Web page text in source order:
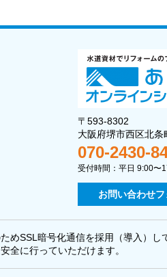
〒593-8302
大阪府堺市西区北
070-2430-
受付時間：平日 9:00〜
お問い合わせフ
めSSL暗号化通信を採用（導入）し
全に行っていただけます。